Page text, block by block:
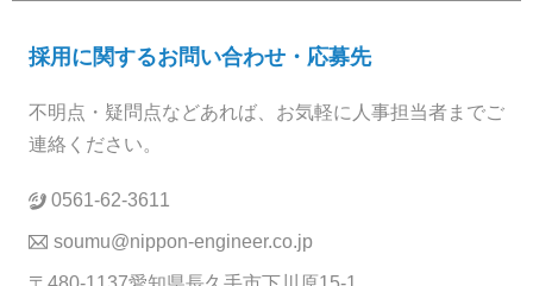
採用に関するお問い合わせ・応募先
不明点・疑問点などあれば、お気軽に人事担当者までご
連絡ください。
0561-62-3611
soumu@nippon-engineer.co.jp